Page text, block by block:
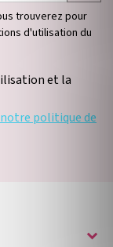
trouverez pour
d'utilisation du
et la
politique de